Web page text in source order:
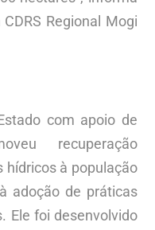
Regional Mogi
com apoio de
recuperação
hídricos à população
adoção de práticas
Ele foi desenvolvido